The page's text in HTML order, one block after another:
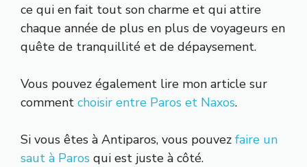
ce qui en fait tout son charme et qui attire
chaque année de plus en plus de voyageurs en
quête de tranquillité et de dépaysement.
Vous pouvez également lire mon article sur
comment choisir entre Paros et Naxos.
Si vous êtes à Antiparos, vous pouvez faire un
saut à Paros qui est juste à côté.